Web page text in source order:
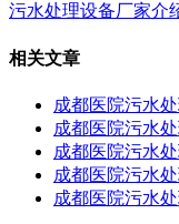
污水处理设备厂家介
相关文章
成都医院污水
成都医院污水
成都医院污水
成都医院污水
成都医院污水